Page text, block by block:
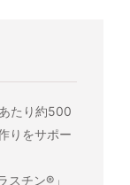
たり約500
りをサポー
チン®」